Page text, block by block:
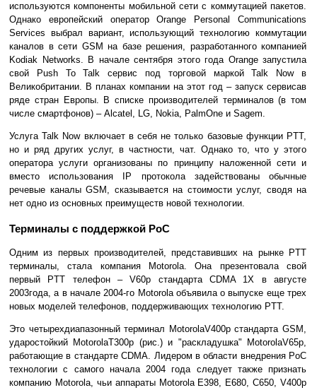
используются компоненты мобильной сети с коммутацией пакетов.
Однако европейский оператор Orange Personal Communications
Services выбрал вариант, использующий технологию коммутации
каналов в сети GSM на базе решения, разработанного компанией
Kodiak Networks. В начале сентября этого года Orange запустила
свой Push To Talk сервис под торговой маркой Talk Now в
Великобритании. В планах компании на этот год – запуск сервисав
ряде стран Европы. В списке производителей терминалов (в том
числе смартфонов) – Alcatel, LG, Nokia, PalmOne и Sagem.
Услуга Talk Now включает в себя не только базовые функции PTT,
но и ряд других услуг, в частности, чат. Однако то, что у этого
оператора услуги организованы по принципу наложенной сети и
вместо использования IP протокола задействованы обычные
речевые каналы GSM, сказывается на стоимости услуг, сводя на
нет одно из основных преимуществ новой технологии.
Терминалы с поддержкой PoC
Одним из первых производителей, представивших на рынке PTT
терминалы, стала компания Motorola. Она презентовала свой
первый PTT телефон – V60p стандарта CDMA 1X в августе
2003года, а в начале 2004-го Motorola объявила о выпуске еще трех
новых моделей телефонов, поддерживающих технологию PTT.
Это четырехдиапазонный терминал MotorolaV400p стандарта GSM,
ударостойкий MotorolaT300p (рис.) и "раскладушка" MotorolaV65p,
работающие в стандарте CDMA. Лидером в области внедрения PoC
технологии с самого начала 2004 года следует также признать
компанию Motorola, чьи аппараты Motorola E398, E680, C650, V400р